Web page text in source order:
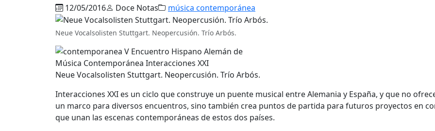
12/05/2016 Doce Notas música contemporánea
Neue Vocalsolisten Stuttgart. Neopercusión. Trío Arbós.
Neue Vocalsolisten Stuttgart. Neopercusión. Trío Arbós.
Interacciones XXI es un ciclo que construye un puente musical entre Alemania y España, y que no
un marco para diversos encuentros, sino también crea puntos de partida para futuros proyectos en
que unan las escenas contemporáneas de estos dos países.